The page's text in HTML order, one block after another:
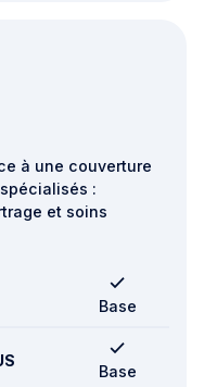
à une couverture
:
et soins
Base
Base